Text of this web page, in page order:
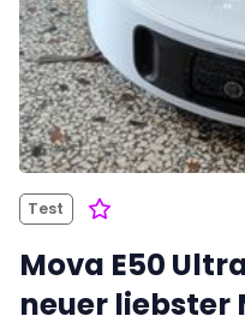
Test
Mova E50
neuer liebster